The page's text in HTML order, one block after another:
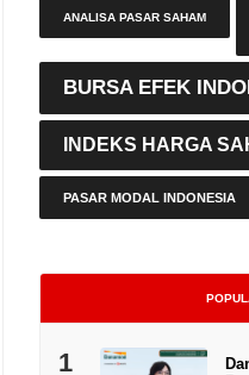
ANALISA PASAR SAHAM
BURSA EFEK
INDEKS HARGA
PASAR MODAL INDONESIA
1